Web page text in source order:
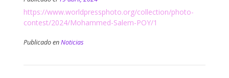
https://www.worldpressphoto.org/collection/photo-
contest/2024/Mohammed-Salem-POY/1
Publicado enNoticias